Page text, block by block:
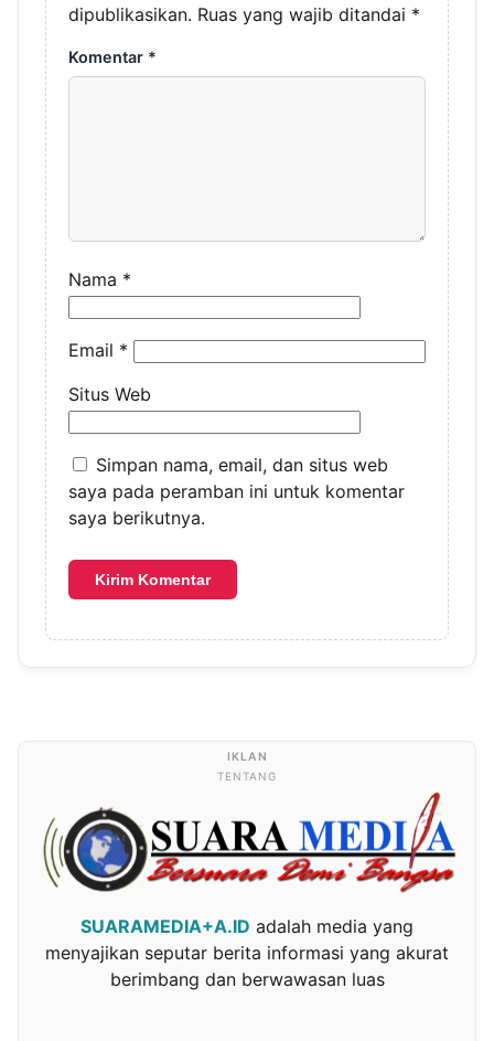
dipublikasikan. Ruas yang wajib ditandai *
Komentar *
Nama *
Email *
Situs Web
Simpan nama, email, dan situs web
saya pada peramban ini untuk komentar
saya berikutnya.
TENTANG
SUARAMEDIA+A.ID adalah media yang
menyajikan seputar berita informasi yang akurat
berimbang dan berwawasan luas